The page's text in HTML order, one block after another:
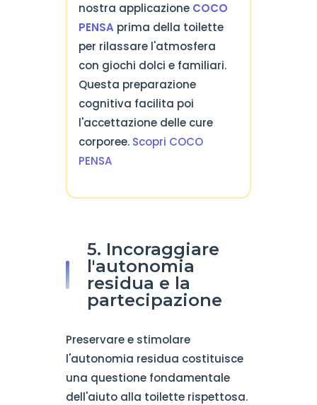
nostra applicazione COCO
PENSAprima della toilette
per rilassare l'atmosfera
con giochi dolci e familiari.
Questa preparazione
cognitiva facilita poi
l'accettazione delle cure
corporee. Scopri COCO
PENSA
5. Incoraggiare
l'autonomia
residua e la
partecipazione
Preservare e stimolare
l'autonomia residua costituisce
una questione fondamentale
dell'aiuto alla toilette rispettosa.